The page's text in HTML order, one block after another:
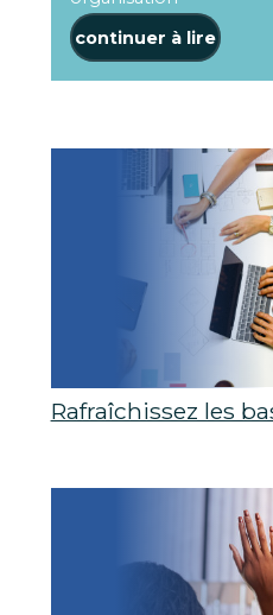
continuer à lire
Rafraîchissez les